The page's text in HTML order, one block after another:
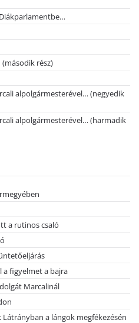
(második rész)
alpolgármesterével… (negyedik
alpolgármesterével… (harmadik
a rutinos csaló
a figyelmet a bajra
Marcalinál
a lángok megfékezésén